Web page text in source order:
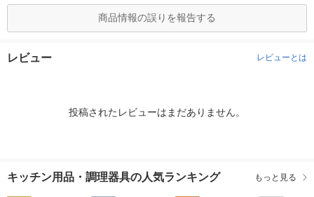
商品情報の誤りを報告する
レビュー レビューとは
投稿されたレビューはまだありません。
キッチン用品・調理器具の人気ランキング もっと見る